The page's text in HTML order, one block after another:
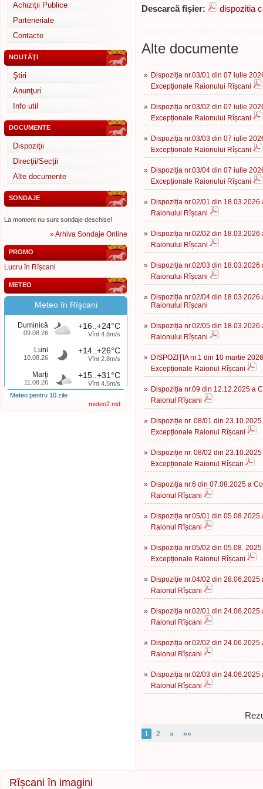
Achiziţii Publice
Parteneriate
Contacte
NOUTĂŢI
Ştiri
Anunţuri
Info util
DOCUMENTE
Dispoziţii
Direcţii/Secţii
Alte documente
SONDAJE
La moment nu sunt sondaje deschise!
»Arhiva Sondaje Online
PROMO
Lucru în Rîșcani
METEO
Meteo în Rîşcani
Duminică
09.08.26
+16..+24°C
Vînt 4.8m/s
Luni
10.08.26
+14..+26°C
Vînt 2.8m/s
Marţi
11.08.26
+15..+31°C
Vînt 4.5m/s
Meteo pentru 10 zile
meteo2.md
Descarcă fișier: dispozitia
Alte documente
» Dispoziția nr.03/01 din 07 iulie
Excepționale Raionului Rîșcani
» Dispoziția nr.03/02 din 07 iulie
Excepționale Raionului Rîșcani
» Dispoziția nr.03/03 din 07 iulie
Excepționale Raionului Rîșcani
» Dispoziția nr.03/04 din 07 iulie
Excepționale Raionului Rîșcani
» Dispoziția nr.02/01 din
Raionului Rîșcani
» Dispoziția nr.02/02 din
Raionului Rîșcani
» Dispoziția nr.02/03 din
Raionului Rîșcani
» Dispoziția nr.02/04 din
Raionului Rîșcani
» Dispoziția nr.02/05 din
Raionului Rîșcani
» DISPOZIȚIA nr.1 din 10 martie
Excepționale Raionul Rîșcani
» Dispoziția nr.09 din 12.12.2025 a
Raionul Rîșcani
» Dispoziție nr. 08/01 din
Excepționale Raionul Rîșcani
» Dispoziție nr. 08/02 din
Excepționale Raionul Rîșcan
» Dispoziția nr.6 din 07.08.2025 a
Raionul Rîșcani
» Dispoziția nr.05/01 din
Raionul Rîșcani
» Dispoziția nr.05/02 din 05.08.
Excepționale Raionul Rîșcani
» Dispoziție nr.04/02 din
Raionul Rîșcani
» Dispoziția nr.02/01 din
Raionul Rîșcani
» Dispoziția nr.02/02 din
Raionul Rîșcani
» Dispoziția nr.02/03 din
Raionul Rîșcani
1 2 » »»
Rîșcani în imagini